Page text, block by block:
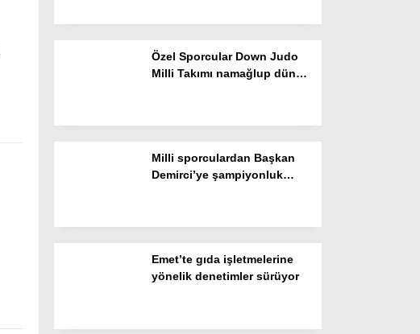
EKONOMİ
Namaz Vakitleri
Nöbetçi Eczaneler
SPOR
Magazin
Özel Sporcular Down Judo
Milli Takımı namağlup dünya
Milli sporculardan Başkan
Demirci’ye şampiyonluk
Emet’te gıda işletmelerine
yönelik denetimler sürüyor